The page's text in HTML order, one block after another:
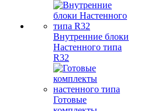
Внутренние блоки
Настенного типа
R32
Готовые